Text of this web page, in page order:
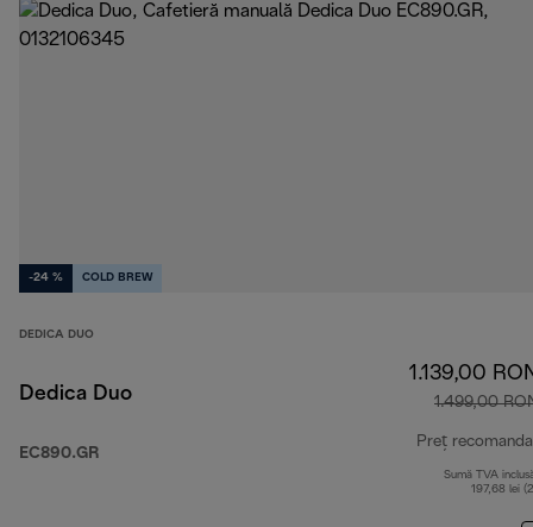
-24 % COLD BREW
DEDICA DUO
Dedica Duo
EC890.GR
1.139,00
1.499,00
Preț
Sumă TVA
197,68 lei